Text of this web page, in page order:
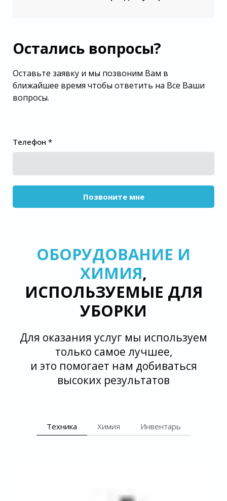
Остались вопросы?
Оставьте заявку и мы позвоним Вам в
ближайшее время чтобы ответить на Все Ваши
вопросы.
Телефон *
Позвоните мне
ОБОРУДОВАНИЕ И
ХИМИЯ,
ИСПОЛЬЗУЕМЫЕ ДЛЯ
УБОРКИ
Для оказания услуг мы используем
только самое лучшее,
и это помогает нам добиваться
высоких результатов
Техника Химия Инвентарь